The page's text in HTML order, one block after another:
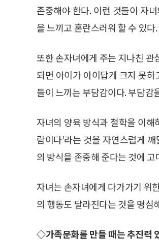
존중해야 한다. 이런 것들이 자
을 느끼고 혼란스러워 할 수 있
또한 손자녀에게 주는 지나친
되면 아이가 아이답게 크지 못
들이 느끼는 부담감이다. 부담감
자녀의 양육 방식과 철학을 이해
람이다’라는 것을 자연스럽게
의 방식을 존중해 준다는 것에
자녀는 손자녀에게 다가가기 위
의 행동도 달라진다는 것을 명심
◇가족문화를 만들 때는 추진력